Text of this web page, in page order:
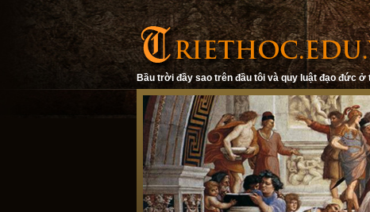
Bầu trời đầy sao trên đầu tôi và quy luật đạo đức ở